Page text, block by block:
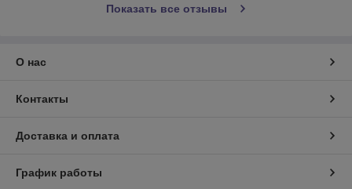
Показать все отзывы
О нас
Контакты
Доставка и оплата
График работы